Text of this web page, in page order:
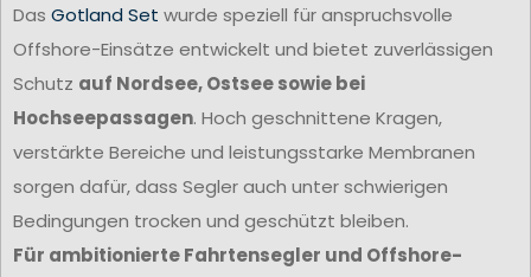
Das Gotland Set wurde speziell für anspruchsvolle
Offshore-Einsätze entwickelt und bietet zuverlässigen
Schutz auf Nordsee, Ostsee sowie bei
Hochseepassagen. Hoch geschnittene Kragen,
verstärkte Bereiche und leistungsstarke Membranen
sorgen dafür, dass Segler auch unter schwierigen
Bedingungen trocken und geschützt bleiben.
Für ambitionierte Fahrtensegler und Offshore-